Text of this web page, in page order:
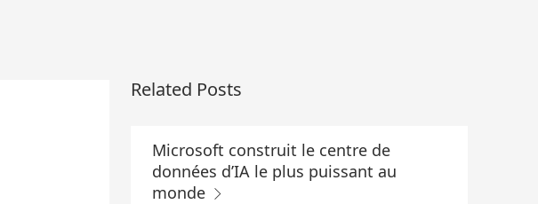
Related Posts
Microsoft construit le centre de
données d’IA le plus puissant au
monde